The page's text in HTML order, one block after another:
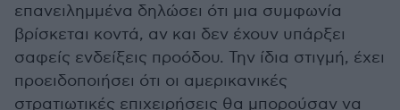
επανειλημμένα δηλώσει ότι μια συμφωνία
βρίσκεται κοντά, αν και δεν έχουν υπάρξει
σαφείς ενδείξεις προόδου. Την ίδια στιγμή, έχει
προειδοποιήσει ότι οι αμερικανικές
στρατιωτικές επιχειρήσεις θα μπορούσαν να